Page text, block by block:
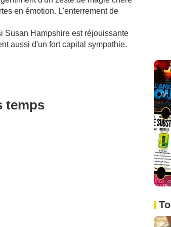
en émotion. L'enterrement de
Susan Hampshire est réjouissante
aussi d'un fort capital sympathie.
temps